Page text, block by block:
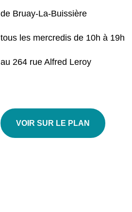
de Bruay-La-Buissière
tous les mercredis de 10h à 19h
au 264 rue Alfred Leroy
VOIR SUR LE PLAN